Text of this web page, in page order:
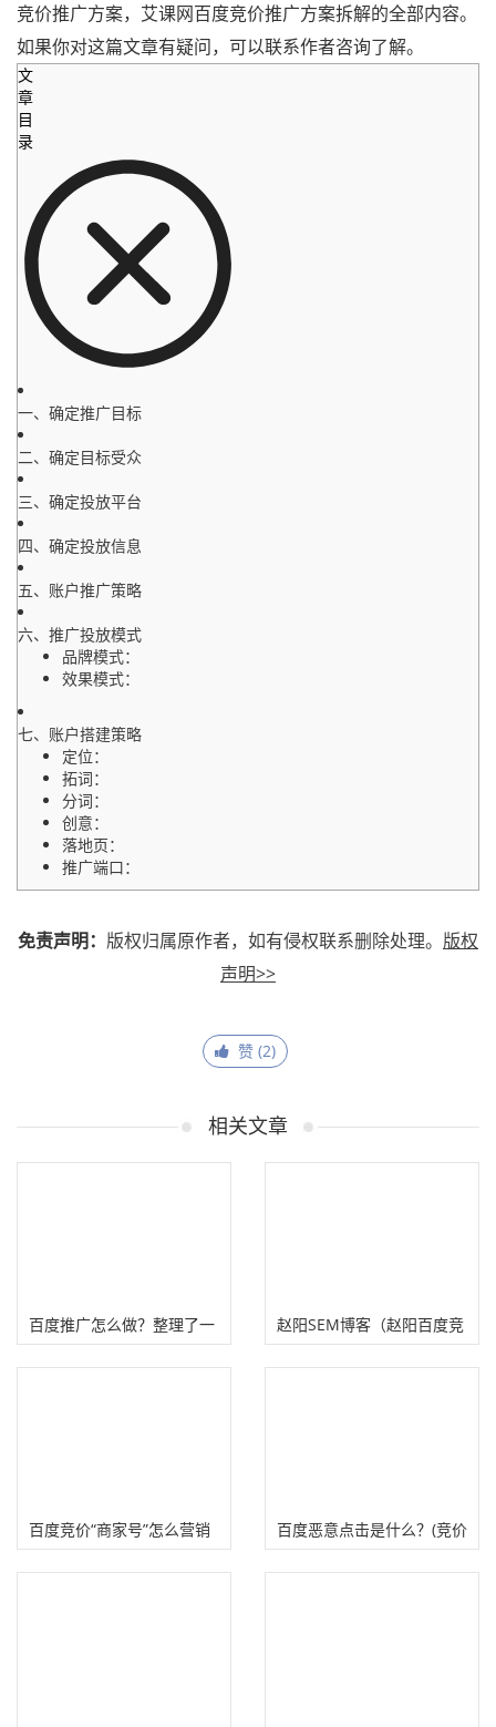
竞价推广方案，艾课网百度竞价推广方案拆解的全部内容。
如果你对这篇文章有疑问，可以联系作者咨询了解。
文
章
目
录
一、确定推广目标
二、确定目标受众
三、确定投放平台
四、确定投放信息
五、账户推广策略
六、推广投放模式
品牌模式：
效果模式：
七、账户搭建策略
定位：
拓词：
分词：
创意：
落地页：
推广端口：
免责声明： 版权归属原作者，如有侵权联系删除处理。 版权
声明>>
赞 (2)
相关文章
百度推广怎么做？整理了一
份百度竞价推广详细流程
赵阳SEM博客（赵阳百度竞
价培训）
百度竞价“商家号”怎么营销
吸粉？
百度恶意点击是什么？(竞价
账户被恶意点击怎么办）